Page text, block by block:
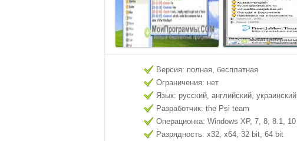
Версия: полная, бесплатная
Ограничения: нет
Язык: русский, английский, украинский
Разработчик: the Psi team
Операционка: Windows XP, 7, 8, 8.1, 10
Разрядность: x32, x64, 32 bit, 64 bit